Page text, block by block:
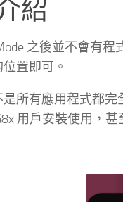
紹
之後並不會有
置即可。
所有應用程式都
用戶安裝使用，